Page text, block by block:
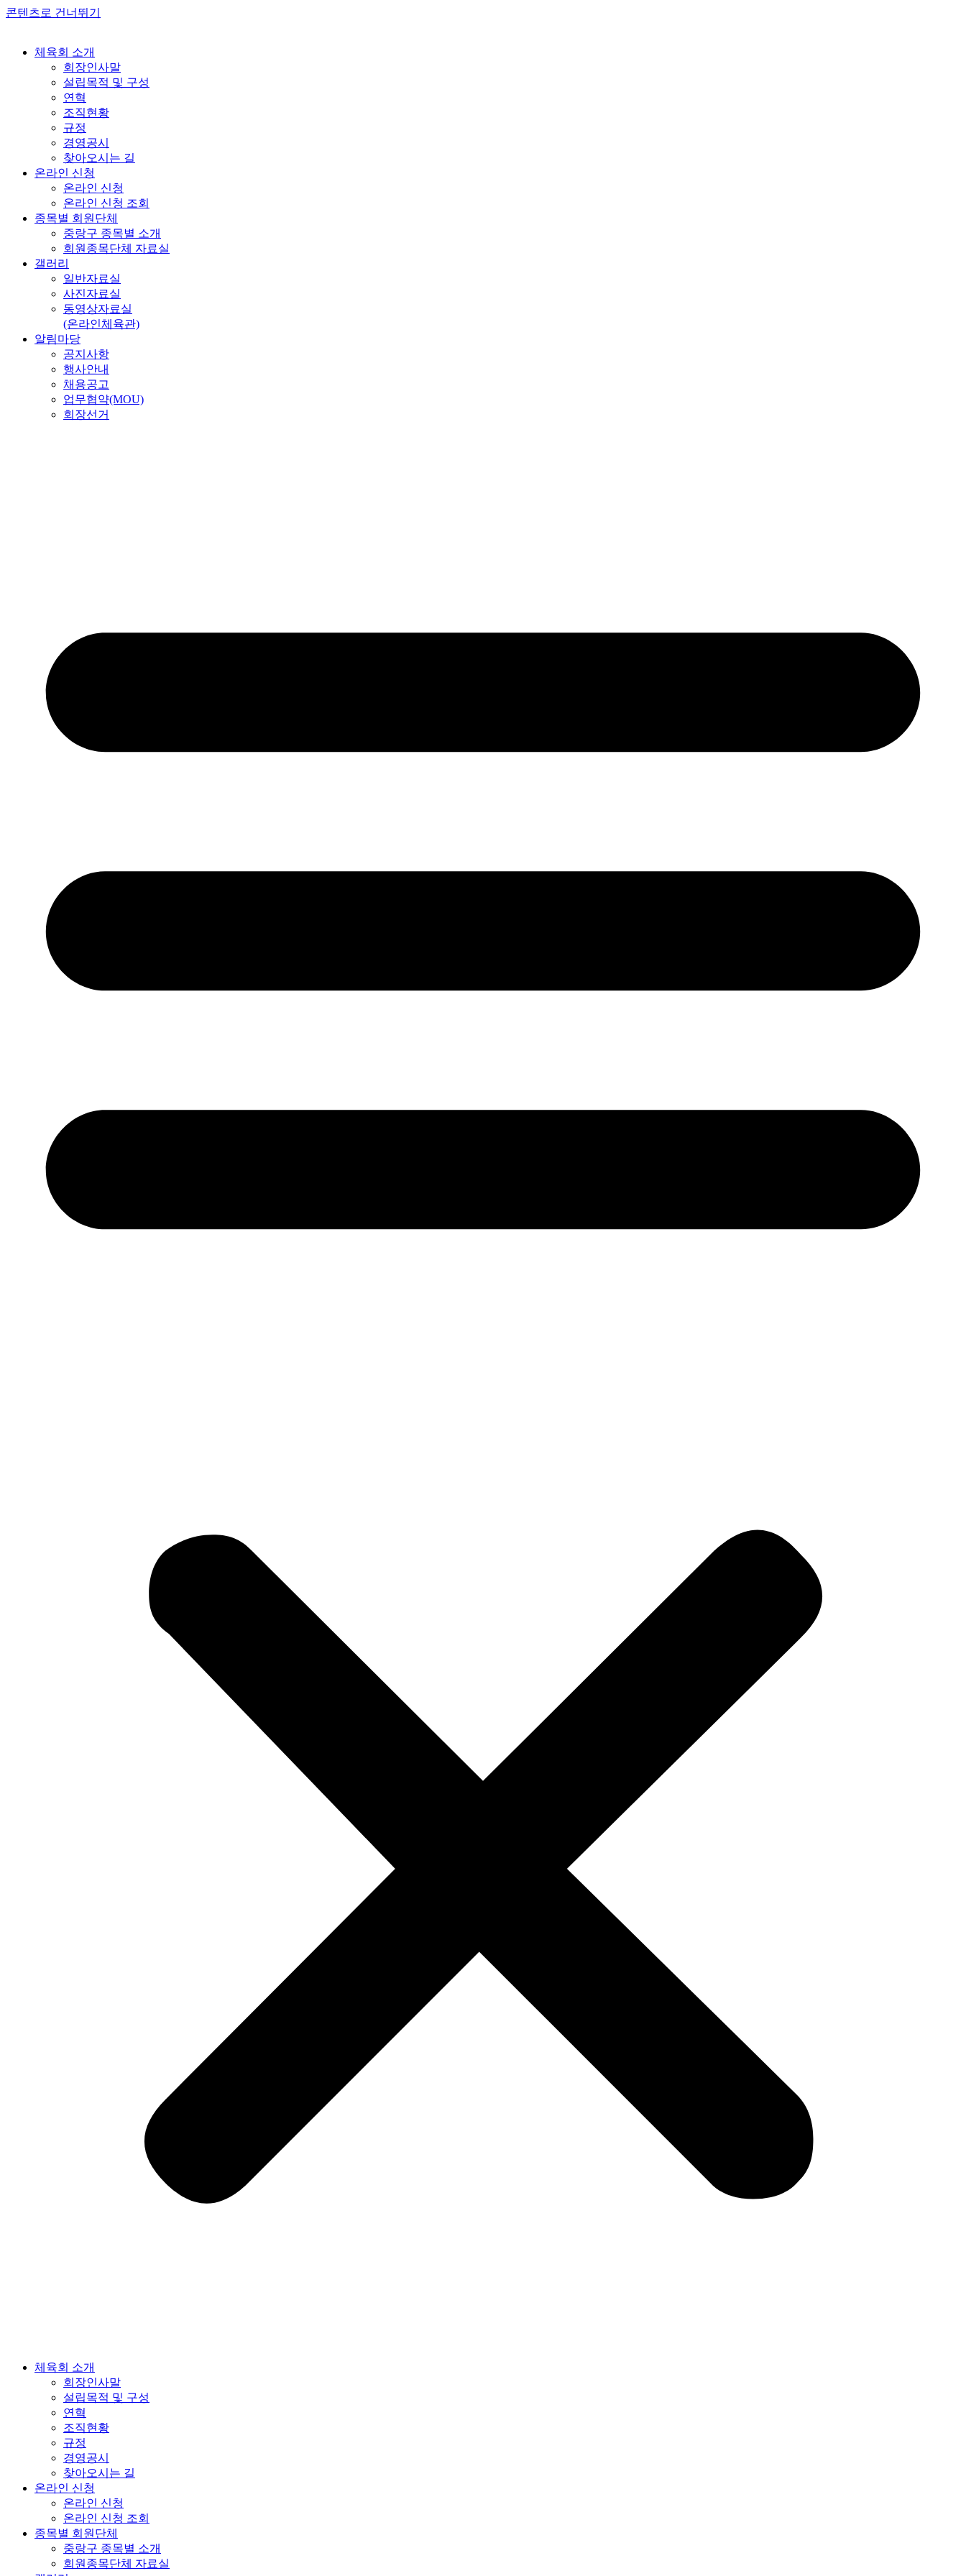
콘텐츠로 건너뛰기
체육회 소개
회장인사말
설립목적 및 구성
연혁
조직현황
규정
경영공시
찾아오시는 길
온라인 신청
온라인 신청
온라인 신청 조회
종목별 회원단체
중랑구 종목별 소개
회원종목단체 자료실
갤러리
일반자료실
사진자료실
동영상자료실
(온라인체육관)
알림마당
공지사항
행사안내
채용공고
업무협약(MOU)
회장선거
체육회 소개
회장인사말
설립목적 및 구성
연혁
조직현황
규정
경영공시
찾아오시는 길
온라인 신청
온라인 신청
온라인 신청 조회
종목별 회원단체
중랑구 종목별 소개
회원종목단체 자료실